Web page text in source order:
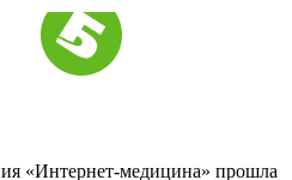
«Интернет-медицина» прошла